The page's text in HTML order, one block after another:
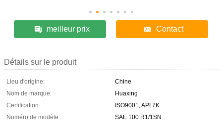
meilleur prix Contact
Détails sur le produit
Lieu d'origine:
Chine
Nom de marque:
Huaxing
Certification:
ISO9001, API 7K
Numéro de modèle:
SAE 100 R1/1SN